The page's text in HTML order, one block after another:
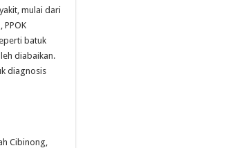
mulai dari
batuk
diabaikan.
diagnosis
Cibinong,